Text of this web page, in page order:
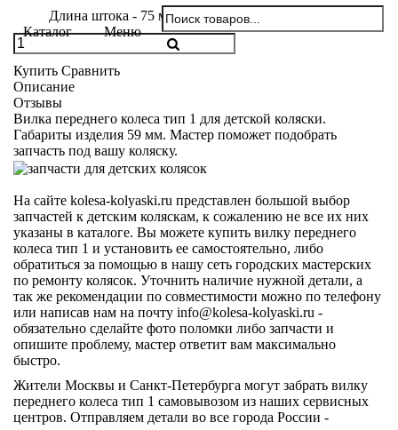
Каталог Меню
Длина штока - 75 мм
Купить Сравнить
Описание
Отзывы
Вилка переднего колеса тип 1 для детской коляски.
Габариты изделия 59 мм. Мастер поможет подобрать
запчасть под вашу коляску.
На сайте kolesa-kolyaski.ru представлен большой выбор
запчастей к детским коляскам, к сожалению не все их них
указаны в каталоге. Вы можете купить вилку переднего
колеса тип 1 и установить ее самостоятельно, либо
обратиться за помощью в нашу сеть городских мастерских
по ремонту колясок. Уточнить наличие нужной детали, а
так же рекомендации по совместимости можно по телефону
или написав нам на почту info@kolesa-kolyaski.ru -
обязательно сделайте фото поломки либо запчасти и
опишите проблему, мастер ответит вам максимально
быстро.
Жители Москвы и Санкт-Петербурга могут забрать вилку
переднего колеса тип 1 самовывозом из наших сервисных
центров. Отправляем детали во все города России -